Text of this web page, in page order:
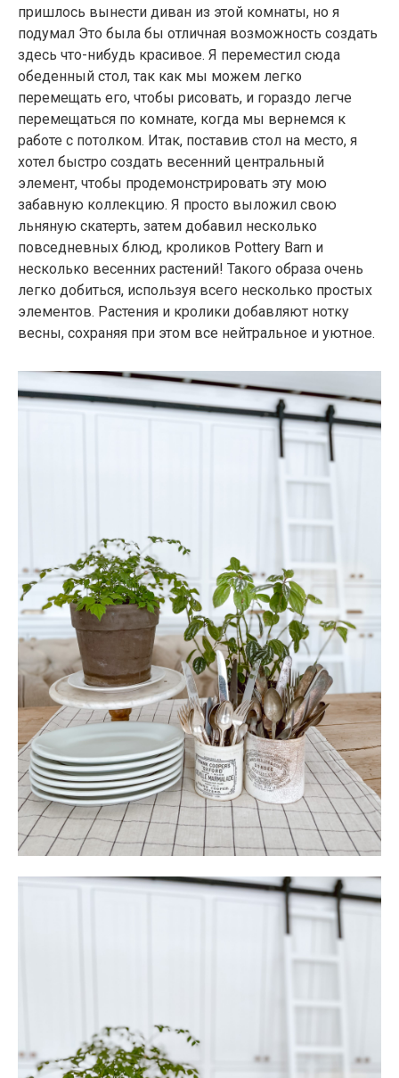
пришлось вынести диван из этой комнаты, но я
подумал Это была бы отличная возможность создать
здесь что-нибудь красивое. Я переместил сюда
обеденный стол, так как мы можем легко
перемещать его, чтобы рисовать, и гораздо легче
перемещаться по комнате, когда мы вернемся к
работе с потолком. Итак, поставив стол на место, я
хотел быстро создать весенний центральный
элемент, чтобы продемонстрировать эту мою
забавную коллекцию. Я просто выложил свою
льняную скатерть, затем добавил несколько
повседневных блюд, кроликов Pottery Barn и
несколько весенних растений! Такого образа очень
легко добиться, используя всего несколько простых
элементов. Растения и кролики добавляют нотку
весны, сохраняя при этом все нейтральное и уютное.